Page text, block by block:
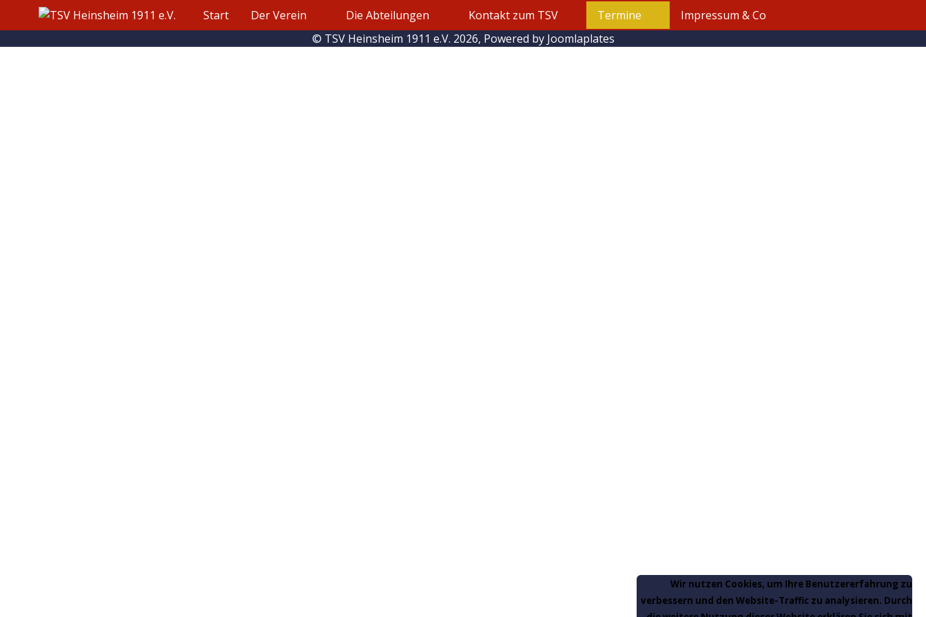
Start Der Verein Die Abteilungen Kontakt zum TSV Termine
Impressum & Co
© TSV Heinsheim 1911 e.V. 2026, Powered by Joomlaplates
Wir nutzen Cookies, um Ihre Benutzererfahrung zu
verbessern und den Website-Traffic zu analysieren. Durch